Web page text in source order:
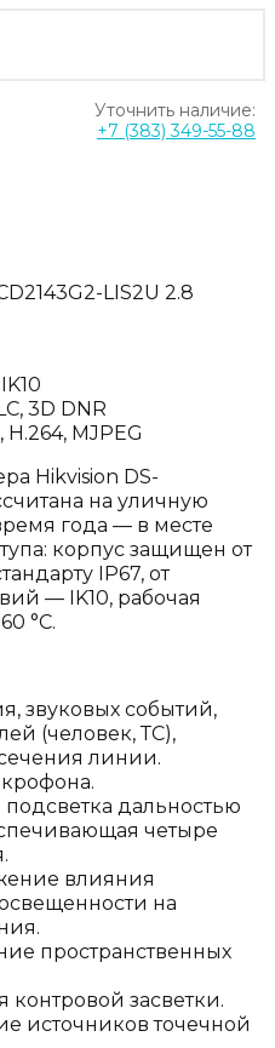
Уточнить наличие:
+7 (383) 349-55-88
LIS2U 2.8
3D DNR
H.264, MJPEG
Hikvision DS-
на уличную
года — в месте
корпус защищен от
IP67, от
— IK10, рабочая
°C.
звуковых событий,
(человек, ТС),
линии.
подсветка дальностью
четыре
влияния
на
пространственных
засветки.
источников точечной